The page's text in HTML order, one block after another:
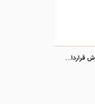
آیین تنظیم قراردادهای بین المللی «آموزش قراردادنویسی به زبان انگلیسی به انضمام فرهنگ تخصصی»